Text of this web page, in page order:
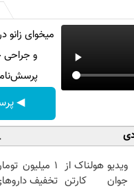
میخوای
و
◀
ویدیو هولناک از
جوان کارتن
۱ میلیون
تخفیف